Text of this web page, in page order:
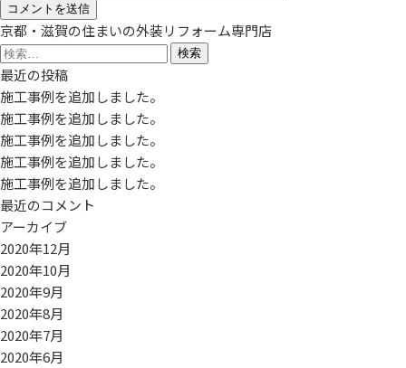
京都・滋賀の住まいの外装リフォーム専門店
検
索:
最近の投稿
施工事例を追加しました。
施工事例を追加しました。
施工事例を追加しました。
施工事例を追加しました。
施工事例を追加しました。
最近のコメント
アーカイブ
2020年12月
2020年10月
2020年9月
2020年8月
2020年7月
2020年6月